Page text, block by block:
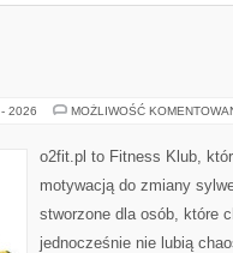
2026 MOŻLIWOŚĆ
o2fit.pl to Fitness Klub,
motywacją do zmiany
stworzone dla osób, które
jednocześnie nie lubią